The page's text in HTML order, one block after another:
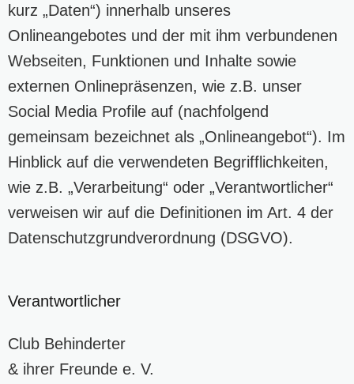
kurz „Daten“) innerhalb unseres
Onlineangebotes und der mit ihm verbundenen
Webseiten, Funktionen und Inhalte sowie
externen Onlinepräsenzen, wie z.B. unser
Social Media Profile auf (nachfolgend
gemeinsam bezeichnet als „Onlineangebot“). Im
Hinblick auf die verwendeten Begrifflichkeiten,
wie z.B. „Verarbeitung“ oder „Verantwortlicher“
verweisen wir auf die Definitionen im Art. 4 der
Datenschutzgrundverordnung (DSGVO).
Verantwortlicher
Club Behinderter
& ihrer Freunde e. V.